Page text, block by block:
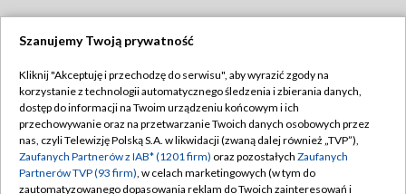
TVP
Abonament TVP
Emisja w TVP
Centrum informacji TVP
Regulamin TVP
Polityka prywatności
Moje zgody
Szanujemy Twoją prywatność
Kliknij "Akceptuję i przechodzę do serwisu", aby wyrazić zgody na
korzystanie z technologii automatycznego śledzenia i zbierania danych,
dostęp do informacji na Twoim urządzeniu końcowym i ich
przechowywanie oraz na przetwarzanie Twoich danych osobowych przez
nas, czyli Telewizję Polską S.A. w likwidacji (zwaną dalej również „TVP”),
Zaufanych Partnerów z IAB* (1201 firm) oraz pozostałych Zaufanych
Partnerów TVP (93 firm), w celach marketingowych (w tym do
zautomatyzowanego dopasowania reklam do Twoich zainteresowań i